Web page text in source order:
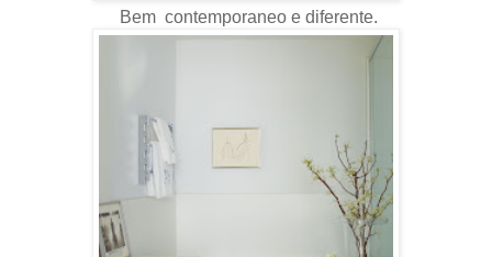
Bem contemporaneo e diferente.